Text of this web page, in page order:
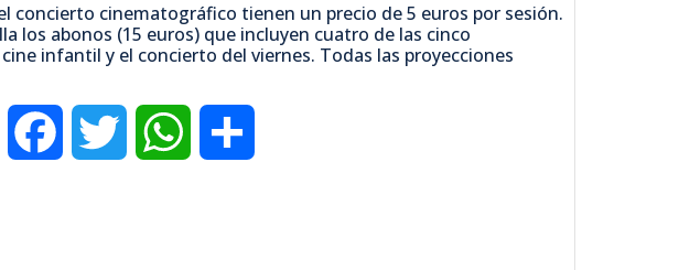
concierto cinematográfico tienen un precio de 5 euros por sesión.
los abonos (15 euros) que incluyen cuatro de las cinco
infantil y el concierto del viernes. Todas las proyecciones